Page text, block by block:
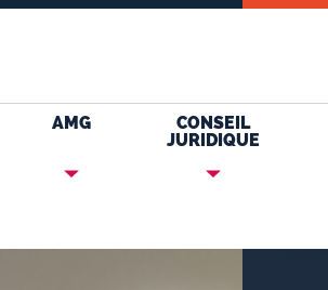
AMG
CONSEIL
JURIDIQUE